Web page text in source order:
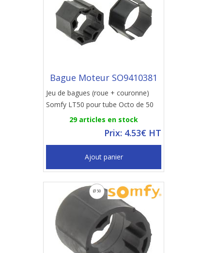
Bague Moteur SO9410381
Jeu de bagues (roue + couronne)
Somfy LT50 pour tube Octo de 50
29 articles en stock
Prix: 4.53€ HT
Ajout panier